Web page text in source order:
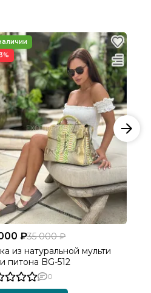
₽35 000 ₽
из натуральной мульти
питона BG-512
0